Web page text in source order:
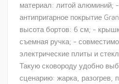
материал: литой алюминий;
антипригарное покрытие
высота бортов: 6 см; -
съемная ручка; -
электрические плиты и
Такую сковороду удобно
сценарию: жарка, разогрев,